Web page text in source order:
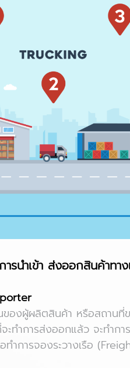
รนำเข้า ส่งออกสินค้าทาง
ของผู้ผลิตสินค้า หรือสถาน
ะทำการส่งออกแล้ว จะทำ
ทำการจองระวางเรือ